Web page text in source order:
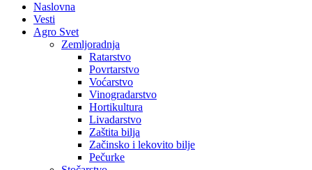
Naslovna
Vesti
Agro Svet
Zemljoradnja
Ratarstvo
Povrtarstvo
Voćarstvo
Vinogradarstvo
Hortikultura
Livadarstvo
Zaštita bilja
Začinsko i lekovito bilje
Pečurke